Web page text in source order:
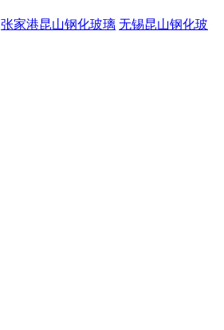
张家港昆山钢化玻璃 无锡昆山钢化玻